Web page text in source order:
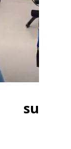
su